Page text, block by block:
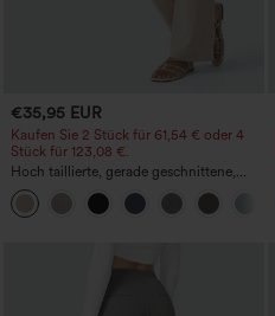
€35,95 EUR
Kaufen Sie 2 Stück für 61,54 € oder 4
Stück für 123,08 €.
Hoch taillierte, gerade geschnittene,
legere Leinen-Optik-Hose mit Taschen